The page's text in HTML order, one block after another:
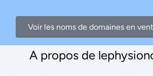
Voir les noms de domaines en
A propos de